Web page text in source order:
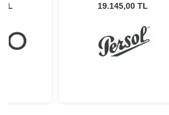
TL
Unisex Güneş Gözlüğü
19.145,00 TL